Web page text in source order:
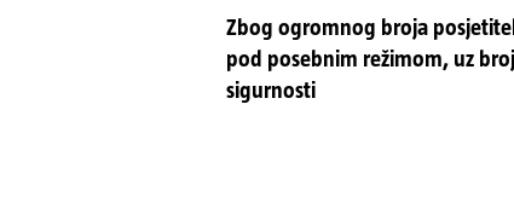
Zbog ogromnog broja
pod posebnim režimom, uz
sigurnosti